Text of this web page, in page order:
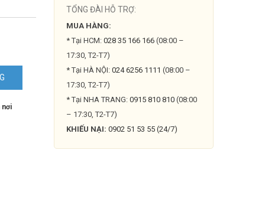
nơi
TỔNG ĐÀI HỖ TRỢ:
MUA HÀNG:
* Tại HCM: 028 35 166 166 (08:00 –
17:30, T2-T7)
* Tại HÀ NỘI: 024 6256 1111 (08:00 –
17:30, T2-T7)
* Tại NHA TRANG: 0915 810 810 (08:00
– 17:30, T2-T7)
KHIẾU NẠI: 0902 51 53 55 (24/7)